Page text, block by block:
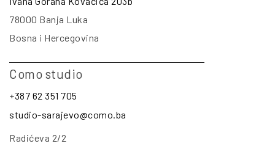
78000 Banja Luka
Bosna i Hercegovina
Como studio
+387 62 351 705
studio-sarajevo@como.ba
Radićeva 2/2